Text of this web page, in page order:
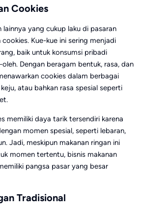
Cookies
lainnya yang cukup laku di pasaran
Kue-kue ini sering menjadi
baik untuk konsumsi pribadi
Dengan beragam bentuk, rasa, dan
cookies dalam berbagai
atau bahkan rasa spesial seperti
memiliki daya tarik tersendiri karena
momen spesial, seperti lebaran,
Jadi, meskipun makanan ringan ini
momen tertentu, bisnis makanan
pangsa pasar yang besar
Tradisional